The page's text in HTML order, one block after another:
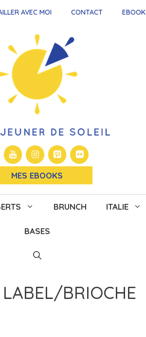
AVEC MOI CONTACT EBOOK
MES EBOOKS
BRUNCH ITALIE
BASES
LABEL/BRIOCHE